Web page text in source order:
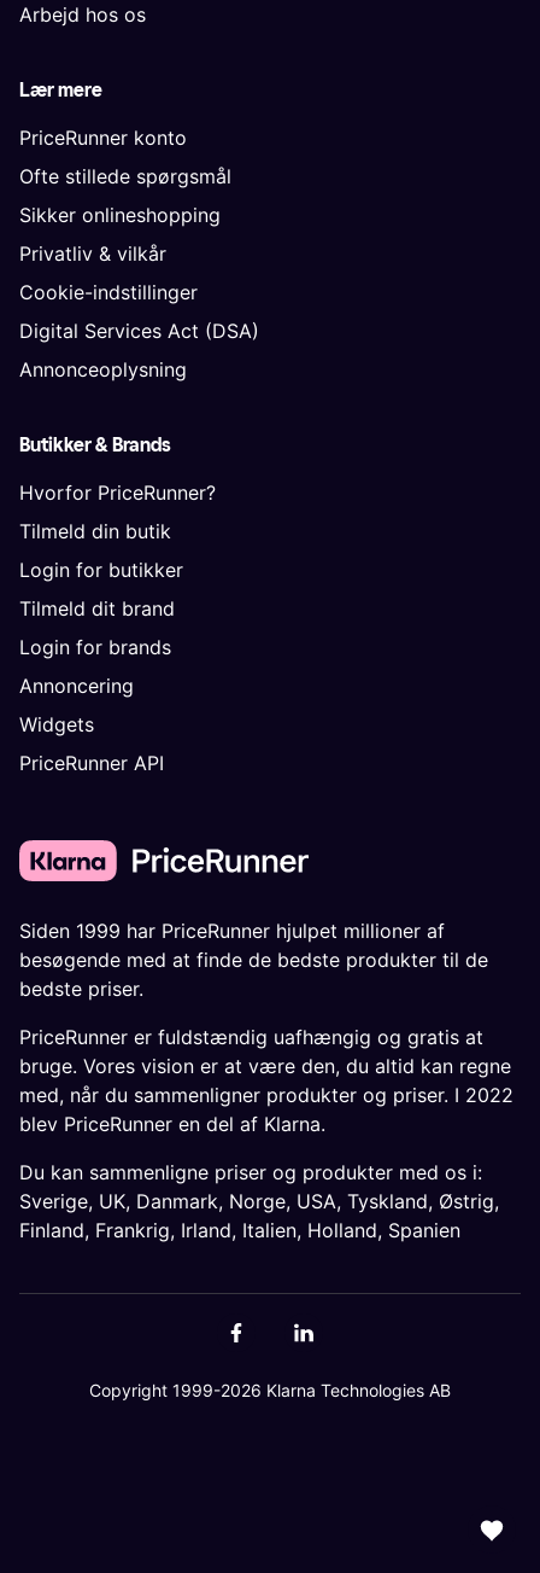
Arbejd hos os
Lær mere
PriceRunner konto
Ofte stillede spørgsmål
Sikker onlineshopping
Privatliv & vilkår
Cookie-indstillinger
Digital Services Act (DSA)
Annonceoplysning
Butikker & Brands
Hvorfor PriceRunner?
Tilmeld din butik
Login for butikker
Tilmeld dit brand
Login for brands
Annoncering
Widgets
PriceRunner API
Siden 1999 har PriceRunner hjulpet millioner af
besøgende med at finde de bedste produkter til de
bedste priser.
PriceRunner er fuldstændig uafhængig og gratis at
bruge. Vores vision er at være den, du altid kan regne
med, når du sammenligner produkter og priser. I 2022
blev PriceRunner en del af Klarna.
Du kan sammenligne priser og produkter med os i:
Sverige, UK, Danmark, Norge, USA, Tyskland, Østrig,
Finland, Frankrig, Irland, Italien, Holland, Spanien
Copyright 1999-2026 Klarna Technologies AB